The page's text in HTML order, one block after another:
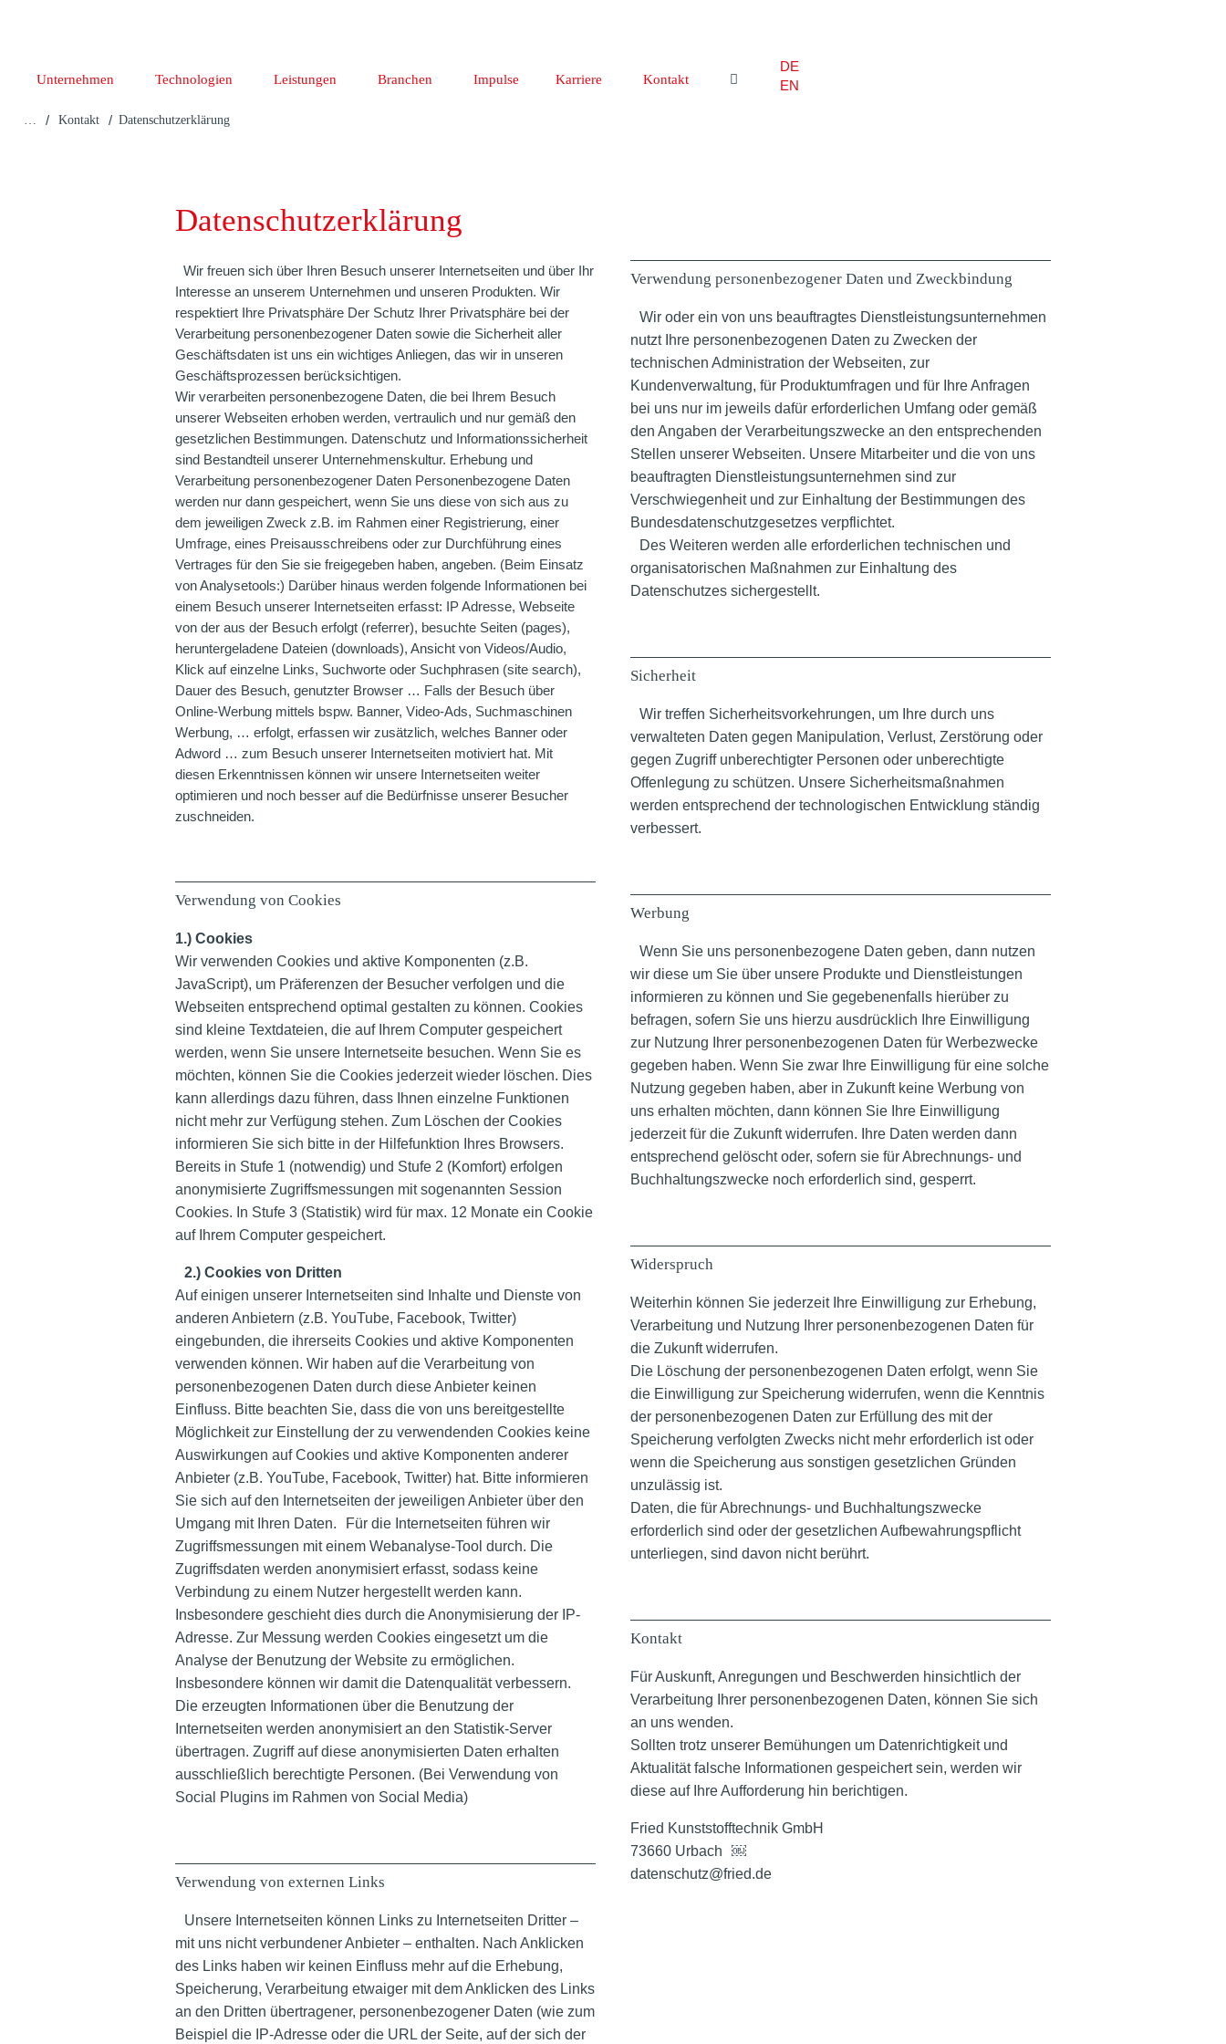
Unternehmen Technologien Leistungen Branchen Impulse Karriere Kontakt
DE
EN
… / Kontakt / Datenschutzerklärung
Datenschutzerklärung
Wir freuen sich über Ihren Besuch unserer Internetseiten und über Ihr
Interesse an unserem Unternehmen und unseren Produkten. Wir
respektiert Ihre Privatsphäre Der Schutz Ihrer Privatsphäre bei der
Verarbeitung personenbezogener Daten sowie die Sicherheit aller
Geschäftsdaten ist uns ein wichtiges Anliegen, das wir in unseren
Geschäftsprozessen berücksichtigen.
Wir verarbeiten personenbezogene Daten, die bei Ihrem Besuch
unserer Webseiten erhoben werden, vertraulich und nur gemäß den
gesetzlichen Bestimmungen. Datenschutz und Informationssicherheit
sind Bestandteil unserer Unternehmenskultur. Erhebung und
Verarbeitung personenbezogener Daten Personenbezogene Daten
werden nur dann gespeichert, wenn Sie uns diese von sich aus zu
dem jeweiligen Zweck z.B. im Rahmen einer Registrierung, einer
Umfrage, eines Preisausschreibens oder zur Durchführung eines
Vertrages für den Sie sie freigegeben haben, angeben. (Beim Einsatz
von Analysetools:) Darüber hinaus werden folgende Informationen bei
einem Besuch unserer Internetseiten erfasst: IP Adresse, Webseite
von der aus der Besuch erfolgt (referrer), besuchte Seiten (pages),
heruntergeladene Dateien (downloads), Ansicht von Videos/Audio,
Klick auf einzelne Links, Suchworte oder Suchphrasen (site search),
Dauer des Besuch, genutzter Browser … Falls der Besuch über
Online-Werbung mittels bspw. Banner, Video-Ads, Suchmaschinen
Werbung, … erfolgt, erfassen wir zusätzlich, welches Banner oder
Adword … zum Besuch unserer Internetseiten motiviert hat. Mit
diesen Erkenntnissen können wir unsere Internetseiten weiter
optimieren und noch besser auf die Bedürfnisse unserer Besucher
zuschneiden.
Verwendung von Cookies
1.) Cookies
Wir verwenden Cookies und aktive Komponenten (z.B.
JavaScript), um Präferenzen der Besucher verfolgen und die
Webseiten entsprechend optimal gestalten zu können. Cookies
sind kleine Textdateien, die auf Ihrem Computer gespeichert
werden, wenn Sie unsere Internetseite besuchen. Wenn Sie es
möchten, können Sie die Cookies jederzeit wieder löschen. Dies
kann allerdings dazu führen, dass Ihnen einzelne Funktionen
nicht mehr zur Verfügung stehen. Zum Löschen der Cookies
informieren Sie sich bitte in der Hilfefunktion Ihres Browsers.
Bereits in Stufe 1 (notwendig) und Stufe 2 (Komfort) erfolgen
anonymisierte Zugriffsmessungen mit sogenannten Session
Cookies. In Stufe 3 (Statistik) wird für max. 12 Monate ein Cookie
auf Ihrem Computer gespeichert.
2.) Cookies von Dritten
Auf einigen unserer Internetseiten sind Inhalte und Dienste von
anderen Anbietern (z.B. YouTube, Facebook, Twitter)
eingebunden, die ihrerseits Cookies und aktive Komponenten
verwenden können. Wir haben auf die Verarbeitung von
personenbezogenen Daten durch diese Anbieter keinen
Einfluss. Bitte beachten Sie, dass die von uns bereitgestellte
Möglichkeit zur Einstellung der zu verwendenden Cookies keine
Auswirkungen auf Cookies und aktive Komponenten anderer
Anbieter (z.B. YouTube, Facebook, Twitter) hat. Bitte informieren
Sie sich auf den Internetseiten der jeweiligen Anbieter über den
Umgang mit Ihren Daten. Für die Internetseiten führen wir
Zugriffsmessungen mit einem Webanalyse-Tool durch. Die
Zugriffsdaten werden anonymisiert erfasst, sodass keine
Verbindung zu einem Nutzer hergestellt werden kann.
Insbesondere geschieht dies durch die Anonymisierung der IP-
Adresse. Zur Messung werden Cookies eingesetzt um die
Analyse der Benutzung der Website zu ermöglichen.
Insbesondere können wir damit die Datenqualität verbessern.
Die erzeugten Informationen über die Benutzung der
Internetseiten werden anonymisiert an den Statistik-Server
übertragen. Zugriff auf diese anonymisierten Daten erhalten
ausschließlich berechtigte Personen. (Bei Verwendung von
Social Plugins im Rahmen von Social Media)
Verwendung von externen Links
Unsere Internetseiten können Links zu Internetseiten Dritter –
mit uns nicht verbundener Anbieter – enthalten. Nach Anklicken
des Links haben wir keinen Einfluss mehr auf die Erhebung,
Speicherung, Verarbeitung etwaiger mit dem Anklicken des Links
an den Dritten übertragener, personenbezogener Daten (wie zum
Beispiel die IP-Adresse oder die URL der Seite, auf der sich der
Verwendung personenbezogener Daten und Zweckbindung
Wir oder ein von uns beauftragtes Dienstleistungsunternehmen
nutzt Ihre personenbezogenen Daten zu Zwecken der
technischen Administration der Webseiten, zur
Kundenverwaltung, für Produktumfragen und für Ihre Anfragen
bei uns nur im jeweils dafür erforderlichen Umfang oder gemäß
den Angaben der Verarbeitungszwecke an den entsprechenden
Stellen unserer Webseiten. Unsere Mitarbeiter und die von uns
beauftragten Dienstleistungsunternehmen sind zur
Verschwiegenheit und zur Einhaltung der Bestimmungen des
Bundesdatenschutzgesetzes verpflichtet.
Des Weiteren werden alle erforderlichen technischen und
organisatorischen Maßnahmen zur Einhaltung des
Datenschutzes sichergestellt.
Sicherheit
Wir treffen Sicherheitsvorkehrungen, um Ihre durch uns
verwalteten Daten gegen Manipulation, Verlust, Zerstörung oder
gegen Zugriff unberechtigter Personen oder unberechtigte
Offenlegung zu schützen. Unsere Sicherheitsmaßnahmen
werden entsprechend der technologischen Entwicklung ständig
verbessert.
Werbung
Wenn Sie uns personenbezogene Daten geben, dann nutzen
wir diese um Sie über unsere Produkte und Dienstleistungen
informieren zu können und Sie gegebenenfalls hierüber zu
befragen, sofern Sie uns hierzu ausdrücklich Ihre Einwilligung
zur Nutzung Ihrer personenbezogenen Daten für Werbezwecke
gegeben haben. Wenn Sie zwar Ihre Einwilligung für eine solche
Nutzung gegeben haben, aber in Zukunft keine Werbung von
uns erhalten möchten, dann können Sie Ihre Einwilligung
jederzeit für die Zukunft widerrufen. Ihre Daten werden dann
entsprechend gelöscht oder, sofern sie für Abrechnungs- und
Buchhaltungszwecke noch erforderlich sind, gesperrt.
Widerspruch
Weiterhin können Sie jederzeit Ihre Einwilligung zur Erhebung,
Verarbeitung und Nutzung Ihrer personenbezogenen Daten für
die Zukunft widerrufen.
Die Löschung der personenbezogenen Daten erfolgt, wenn Sie
die Einwilligung zur Speicherung widerrufen, wenn die Kenntnis
der personenbezogenen Daten zur Erfüllung des mit der
Speicherung verfolgten Zwecks nicht mehr erforderlich ist oder
wenn die Speicherung aus sonstigen gesetzlichen Gründen
unzulässig ist.
Daten, die für Abrechnungs- und Buchhaltungszwecke
erforderlich sind oder der gesetzlichen Aufbewahrungspflicht
unterliegen, sind davon nicht berührt.
Kontakt
Für Auskunft, Anregungen und Beschwerden hinsichtlich der
Verarbeitung Ihrer personenbezogenen Daten, können Sie sich
an uns wenden.
Sollten trotz unserer Bemühungen um Datenrichtigkeit und
Aktualität falsche Informationen gespeichert sein, werden wir
diese auf Ihre Aufforderung hin berichtigen.
Fried Kunststofftechnik GmbH
73660 Urbach ￼
datenschutz@fried.de